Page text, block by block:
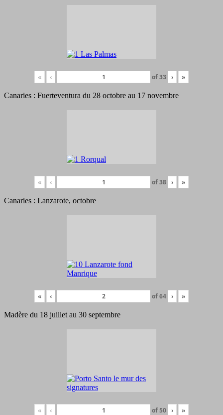
« ‹ of33 › »
Canaries : Fuerteventura du 28 octobre au 17 novembre
« ‹ of38 › »
Canaries : Lanzarote, octobre
« ‹ of64 › »
Madère du 18 juillet au 30 septembre
« ‹ of50 › »